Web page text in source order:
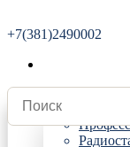
+7(381)2490002
Радиостанции